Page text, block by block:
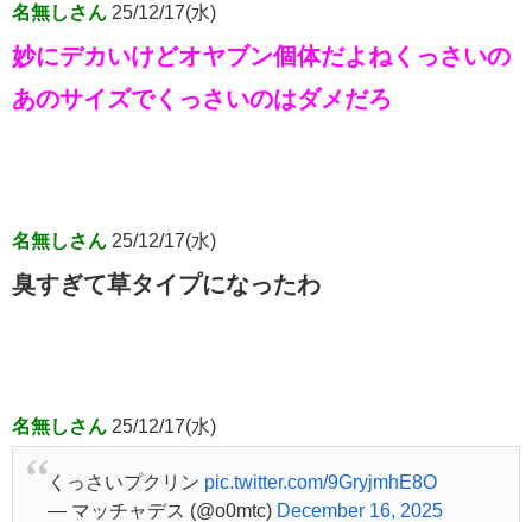
名無しさん 25/12/17(水)
妙にデカいけどオヤブン個体だよねくっさいの
あのサイズでくっさいのはダメだろ
名無しさん 25/12/17(水)
臭すぎて草タイプになったわ
名無しさん 25/12/17(水)
くっさいプクリン pic.twitter.com/9GryjmhE8O
— マッチャデス (@o0mtc) December 16, 2025